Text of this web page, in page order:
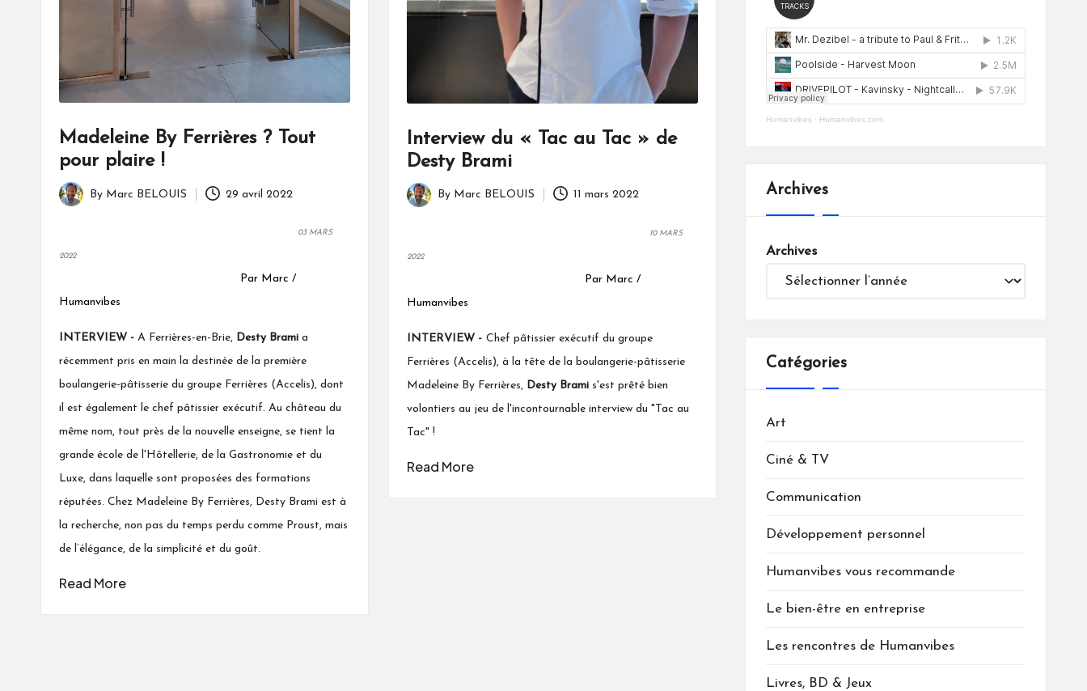
Madeleine By Ferrières ? Tout
pour plaire !
Posted
By Marc BELOUIS 29 avril 2022
03 MARS
2022
Par Marc /
Humanvibes
INTERVIEW - A Ferrières-en-Brie, Desty Brami a
récemment pris en main la destinée de la première
boulangerie-pâtisserie du groupe Ferrières (Accelis), dont
il est également le chef pâtissier exécutif. Au château du
même nom, tout près de la nouvelle enseigne, se tient la
grande école de l'Hôtellerie, de la Gastronomie et du
Luxe, dans laquelle sont proposées des formations
réputées. Chez Madeleine By Ferrières, Desty Brami est à
la recherche, non pas du temps perdu comme Proust, mais
de l’élégance, de la simplicité et du goût.
Read More
Interview du « Tac au Tac » de
Desty Brami
Posted
By Marc BELOUIS 11 mars 2022
10MARS
2022
Par Marc /
Humanvibes
INTERVIEW - Chef pâtissier exécutif du groupe
Ferrières (Accelis), à la tête de la boulangerie-pâtisserie
Madeleine By Ferrières, Desty Bramis'est prêté bien
volontiers au jeu de l'incontournable interview du "Tac au
Tac" !
Read More
Humanvibes· Humanvibes.com
Archives
Archives
Catégories
Art
Ciné & TV
Communication
Développement personnel
Humanvibes vous recommande
Le bien-être en entreprise
Les rencontres de Humanvibes
Livres, BD & Jeux